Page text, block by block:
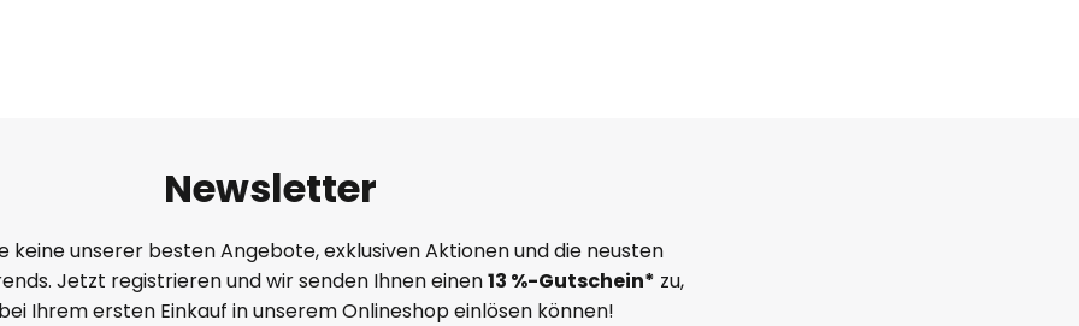
Newsletter
keine unserer besten Angebote, exklusiven Aktionen und die neusten
Jetzt registrieren und wir senden Ihnen einen13 %-Gutschein* zu,
Ihrem ersten Einkauf in unserem Onlineshop einlösen können!